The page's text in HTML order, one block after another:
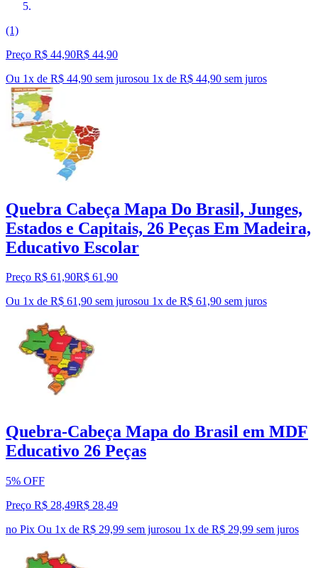
(1)
Preço R$ 44,90R$ 44,90
Ou 1x de R$ 44,90 sem jurosou 1x de R$ 44,90 sem juros
Quebra Cabeça Mapa Do Brasil, Junges,
Estados e Capitais, 26 Peças Em Madeira,
Educativo Escolar
Preço R$ 61,90R$ 61,90
Ou 1x de R$ 61,90 sem jurosou 1x de R$ 61,90 sem juros
Quebra-Cabeça Mapa do Brasil em MDF
Educativo 26 Peças
5% OFF
Preço R$ 28,49R$ 28,49
no Pix Ou 1x de R$ 29,99 sem jurosou 1x de R$ 29,99 sem juros